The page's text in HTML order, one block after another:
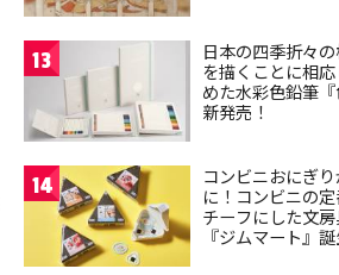
13
日本の四季折々
を描くことに相
めた水彩色鉛筆
新発売！
14
コンビニおにぎ
に！コンビニの
チーフにした文
『ジムマート』